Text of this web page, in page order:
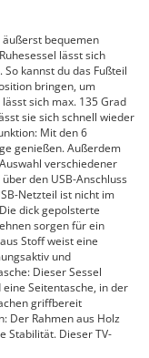
äußerst bequemen
lässt sich
kannst du das Fußteil
bringen, um
sich max. 135 Grad
sie sich schnell wieder
Mit den 6
genießen. Außerdem
verschiedener
den USB-Anschluss
Netzteil ist nicht im
dick gepolsterte
sorgen für ein
Stoff weist eine
und
Dieser Sessel
Seitentasche, in der
griffbereit
Der Rahmen aus Holz
Stabilität. Dieser TV-